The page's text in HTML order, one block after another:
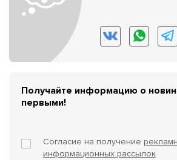
Получайте информацию о
первыми!
Согласие на получение
информационных рассылок